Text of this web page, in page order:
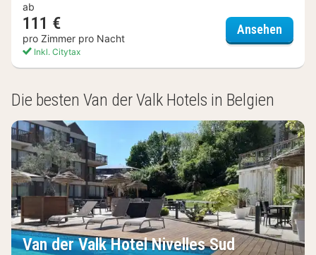
ab
111 €
pro Zimmer pro Nacht
Inkl. Citytax
Ansehen
Ergebnisse)
Die besten Van der Valk Hotels in Belgien
Van der Valk Hotel Nivelles Sud